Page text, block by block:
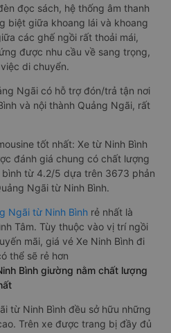
đọc sách, hệ thống âm thanh
biệt giữa khoang lái và khoang
các ghế ngồi rất thoải mái,
được nhu cầu về sang trọng,
di chuyển.
Ngãi có hỗ trợ đón/trả tận nơi
và nội thành Quảng Ngãi, rất
tốt nhất: Xe từ Ninh Bình
đánh giá chung có chất lượng
từ 4.2/5 dựa trên 3673 phản
Ngãi từ Ninh Bình.
Ngãi từ Ninh Bình rẻ nhất là
Tâm. Tùy thuộc vào vị trí ngồi
mãi, giá vé Xe Ninh Bình đi
thể sẽ rẻ hơn
Bình giường nằm chất lượng
từ Ninh Bình đều sở hữu những
Trên xe được trang bị đầy đủ